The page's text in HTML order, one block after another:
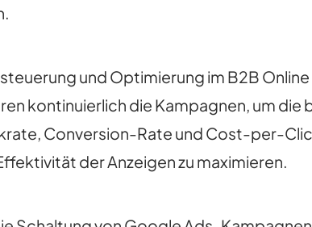
und Optimierung im B2B
kontinuierlich die Kampagnen, um die
Conversion-Rate und Cost-per-
der Anzeigen zu maximieren.